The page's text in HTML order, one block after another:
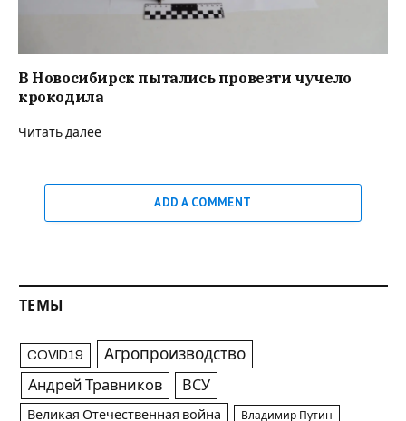
В Новосибирск пытались провезти чучело
крокодила
Читать далее
ADD A COMMENT
ТЕМЫ
COVID19 Агропроизводство
Андрей Травников ВСУ
Великая Отечественная война Владимир Путин